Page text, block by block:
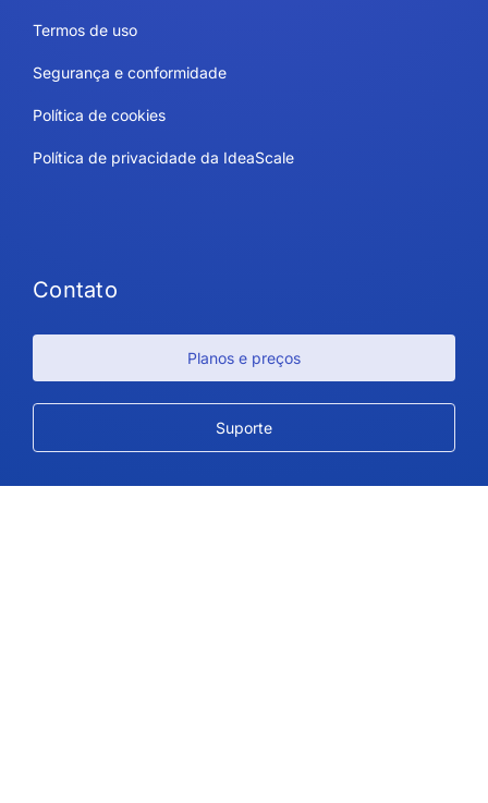
Termos de uso
Segurança e conformidade
Política de cookies
Política de privacidade da IdeaScale
Contato
Planos e preços
Suporte